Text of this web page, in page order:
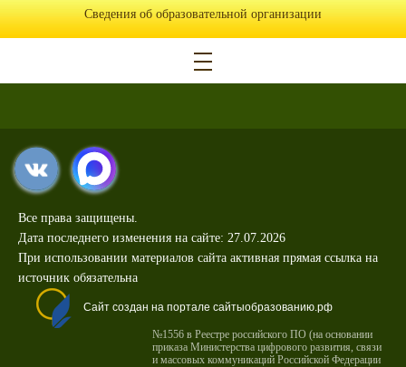
Сведения об образовательной организации
Все права защищены.
Дата последнего изменения на сайте: 27.07.2026
При использовании материалов сайта активная прямая ссылка на
источник обязательна
Сайт создан на портале сайтыобразованию.рф
№1556 в Реестре российского ПО (на основании
приказа Министерства цифрового развития, связи
и массовых коммуникаций Российской Федерации